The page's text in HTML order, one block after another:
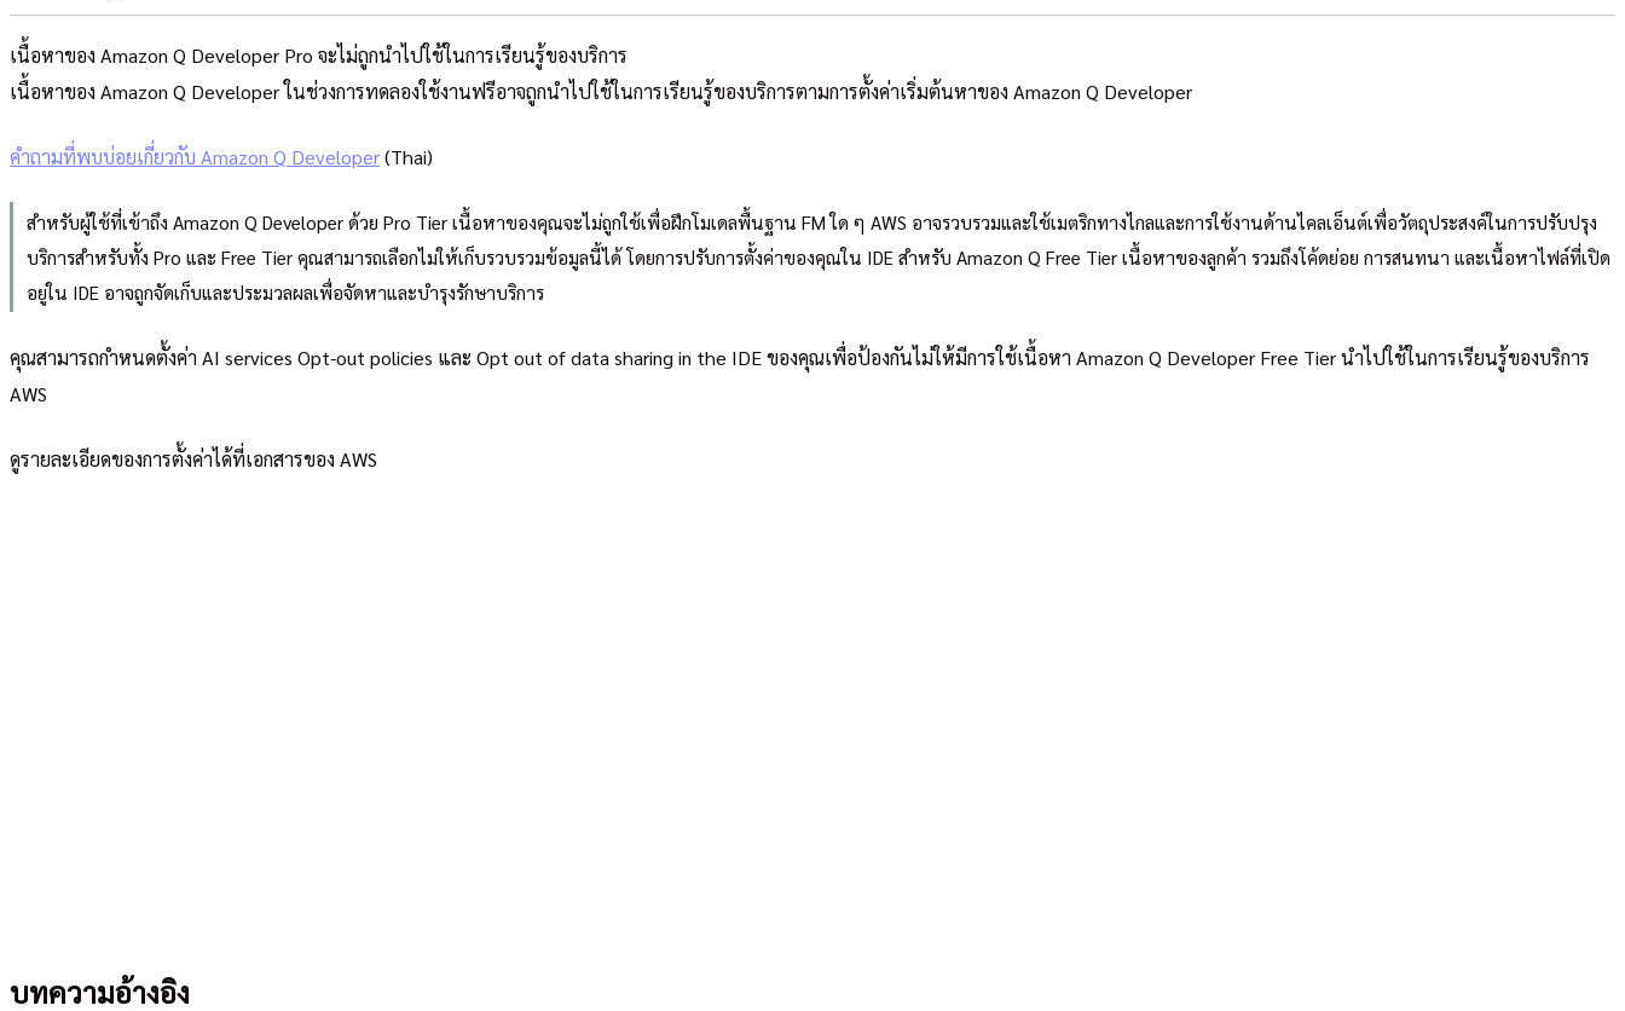
เนื้อหาของ Amazon Q Developer Pro จะไม่ถูกนำไปใช้ในการเรียนรู้ของบริการ
เนื้อหาของ Amazon Q Developer ในช่วงการทดลองใช้งานฟรีอาจถูกนำไปใช้ในการเรียนรู้ของบริการตามการตั้งค่าเริ่มต้นหาของ Amazon Q Developer
คำถามที่พบบ่อยเกี่ยวกับ Amazon Q Developer(Thai)
สำหรับผู้ใช้ที่เข้าถึง Amazon Q Developer ด้วย Pro Tier เนื้อหาของคุณจะไม่ถูกใช้เพื่อฝึกโมเดลพื้นฐาน FM ใด ๆ AWS อาจรวบรวมและใช้เมตริกทางไกลและการใช้งานด้านไคลเอ็นต์เพื่อวัตถุประสงค์ในการปรับปรุง
บริการสำหรับทั้ง Pro และ Free Tier คุณสามารถเลือกไม่ให้เก็บรวบรวมข้อมูลนี้ได้ โดยการปรับการตั้งค่าของคุณใน IDE สำหรับ Amazon Q Free Tier เนื้อหาของลูกค้า รวมถึงโค้ดย่อย การสนทนา และเนื้อหาไฟล์ที่เปิด
อยู่ใน IDE อาจถูกจัดเก็บและประมวลผลเพื่อจัดหาและบำรุงรักษาบริการ
คุณสามารถกำหนดตั้งค่า AI services Opt-out policies และ Opt out of data sharing in the IDE ของคุณเพื่อป้องกันไม่ให้มีการใช้เนื้อหา Amazon Q Developer Free Tier นำไปใช้ในการเรียนรู้ของบริการ
AWS
ดูรายละเอียดของการตั้งค่าได้ที่เอกสารของ AWS
บทความอ้างอิง